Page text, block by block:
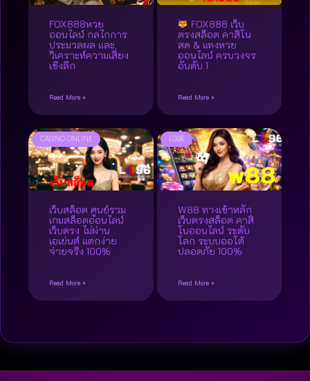
FOX888หวย
ออนไลน์ กลไกการ
ประมวลผล และ
วิเคราะห์ความเสี่ยง
เชิงลึก
Read More »
FOX888 เว็บ
ตรงสล็อต คาสิโน
สด & แทงหวย
ออนไลน์ ครบวงจร
อันดับ 1
Read More »
CASINO ONLINE
เว็บสล็อต ศูนย์รวม
เกมสล็อตออนไลน์
เว็บตรง ไม่ผ่าน
เอเย่นต์ แตกง่าย
จ่ายจริง 100%
Read More »
LG96
W88 ทางเข้าหลัก
เว็บตรงสล็อต คาสิ
โนออนไลน์ ระดับ
โลก ระบบออโต้
ปลอดภัย 100%
Read More »